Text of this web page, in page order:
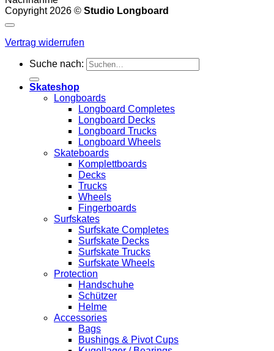
Copyright 2026 © Studio Longboard
Vertrag widerrufen
Suche nach:
Skateshop
Longboards
Longboard Completes
Longboard Decks
Longboard Trucks
Longboard Wheels
Skateboards
Komplettboards
Decks
Trucks
Wheels
Fingerboards
Surfskates
Surfskate Completes
Surfskate Decks
Surfskate Trucks
Surfskate Wheels
Protection
Handschuhe
Schützer
Helme
Accessories
Bags
Bushings & Pivot Cups